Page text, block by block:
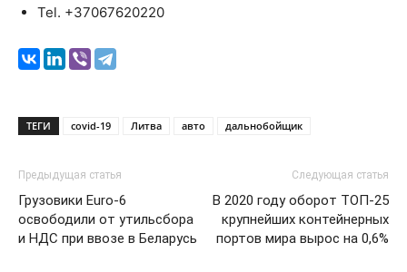
Tel. +37067620220
ТЕГИ covid-19 Литва авто дальнобойщик
Предыдущая статья
Грузовики Euro-6
освободили от утильсбора
и НДС при ввозе в Беларусь
Следующая статья
В 2020 году оборот ТОП-25
крупнейших контейнерных
портов мира вырос на 0,6%